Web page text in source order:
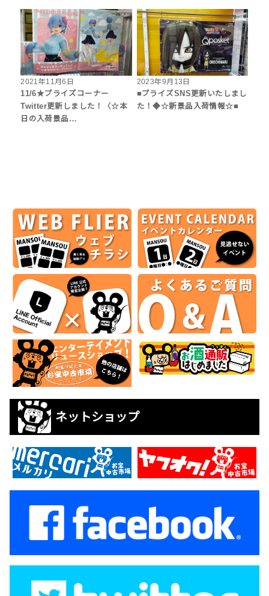
2021年11月6日
11/6★プライズコーナー
Twitter更新しました！〈☆本
日の入荷景品…
2023年9月13日
■プライズSNS更新いたしまし
た！◆☆新景品入荷情報☆■
ネットショップ